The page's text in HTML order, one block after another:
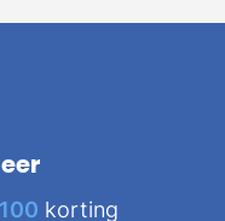
korting